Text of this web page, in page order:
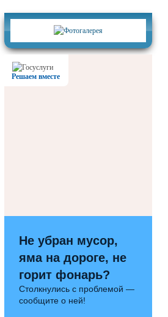
Решаем вместе
Не убран мусор,
яма на дороге, не
горит фонарь?
Столкнулись с проблемой —
сообщите о ней!